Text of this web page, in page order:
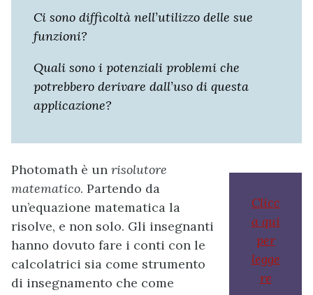
Ci sono difficoltà nell’utilizzo delle sue
funzioni?
Quali sono i potenziali problemi che
potrebbero derivare dall’uso di questa
applicazione?
Clicc
a qui
per
legge
re
Photomath è un risolutore
matematico. Partendo da
un’equazione matematica la
risolve, e non solo. Gli insegnanti
hanno dovuto fare i conti con le
calcolatrici sia come strumento
di insegnamento che come